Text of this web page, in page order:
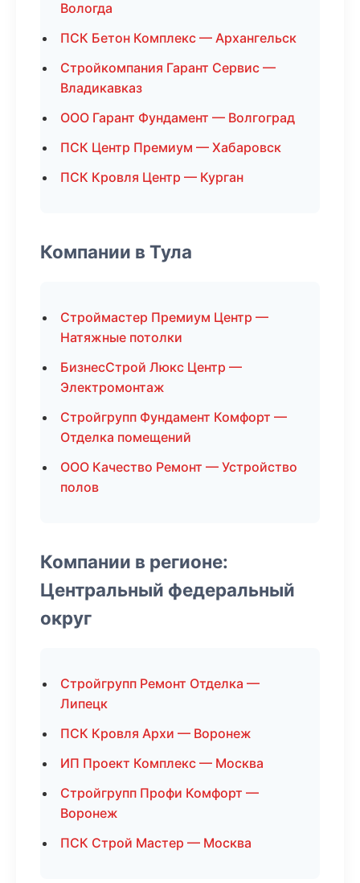
Вологда
ПСК Бетон Комплекс — Архангельск
Стройкомпания Гарант Сервис —
Владикавказ
ООО Гарант Фундамент — Волгоград
ПСК Центр Премиум — Хабаровск
ПСК Кровля Центр — Курган
Компании в Тула
Строймастер Премиум Центр —
Натяжные потолки
БизнесСтрой Люкс Центр —
Электромонтаж
Стройгрупп Фундамент Комфорт —
Отделка помещений
ООО Качество Ремонт — Устройство
полов
Компании в регионе:
Центральный федеральный
округ
Стройгрупп Ремонт Отделка —
Липецк
ПСК Кровля Архи — Воронеж
ИП Проект Комплекс — Москва
Стройгрупп Профи Комфорт —
Воронеж
ПСК Строй Мастер — Москва